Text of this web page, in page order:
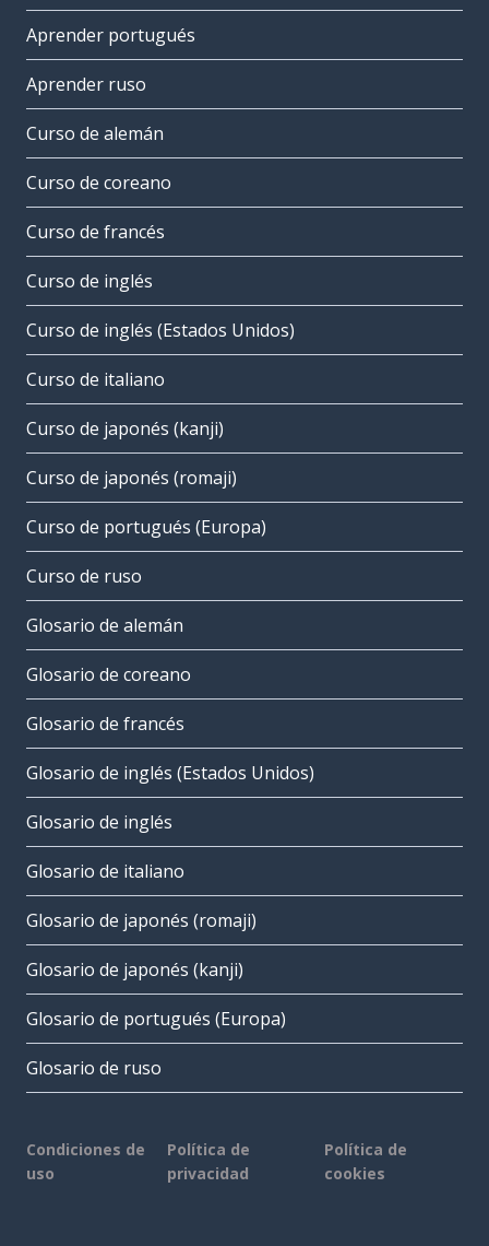
Aprender portugués
Aprender ruso
Curso de alemán
Curso de coreano
Curso de francés
Curso de inglés
Curso de inglés (Estados Unidos)
Curso de italiano
Curso de japonés (kanji)
Curso de japonés (romaji)
Curso de portugués (Europa)
Curso de ruso
Glosario de alemán
Glosario de coreano
Glosario de francés
Glosario de inglés (Estados Unidos)
Glosario de inglés
Glosario de italiano
Glosario de japonés (romaji)
Glosario de japonés (kanji)
Glosario de portugués (Europa)
Glosario de ruso
Condiciones de
uso
Política de
privacidad
Política de
cookies